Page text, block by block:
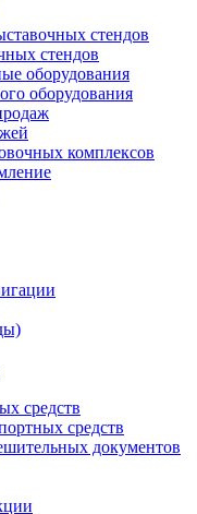
стендов
стендов
оборудования
оборудования
комплексов
средств
средств
документов